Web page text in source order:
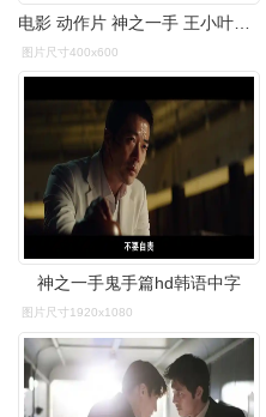
图片尺寸400x600
神之一手鬼手篇hd韩语中字
图片尺寸1920x1080